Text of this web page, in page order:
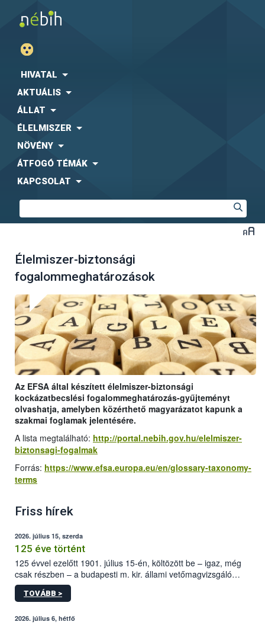
HIVATAL
AKTUÁLIS
ÁLLAT
ÉLELMISZER
NÖVÉNY
ÁTFOGÓ TÉMÁK
KAPCSOLAT
Élelmiszer-biztonsági
fogalommeghatározások
Az EFSA által készített élelmiszer-biztonsági
kockázatbecslési fogalommeghatározás-gyűjteményt
olvashatja, amelyben közérthető magyarázatot kapunk a
szakmai foglamak jelentésére.
A lista megtalálható: http://portal.nebih.gov.hu/elelmiszer-
biztonsagi-fogalmak
Forrás: https://www.efsa.europa.eu/en/glossary-taxonomy-
terms
Friss hírek
2026. július 15, szerda
125 éve történt
125 évvel ezelőtt 1901. július 15-én, költözött be – igaz, még
csak részben – a budapesti m. kir. állami vetőmagvizsgáló
állomás a Kis Rókus utca 15. szám alatti, Czigler Győző által
tervezett új épületébe.
TOVÁBB >
2026. július 6, hétfő